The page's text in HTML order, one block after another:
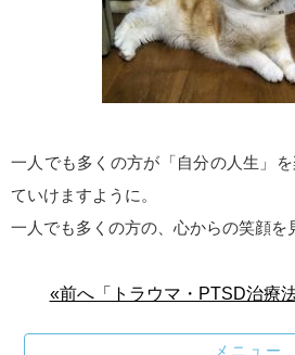
一人でも多くの方が「自分の人生」
ていけますように。
一人でも多くの方の、心からの笑顔
«前へ「トラウマ・PTSD治療
メニュー